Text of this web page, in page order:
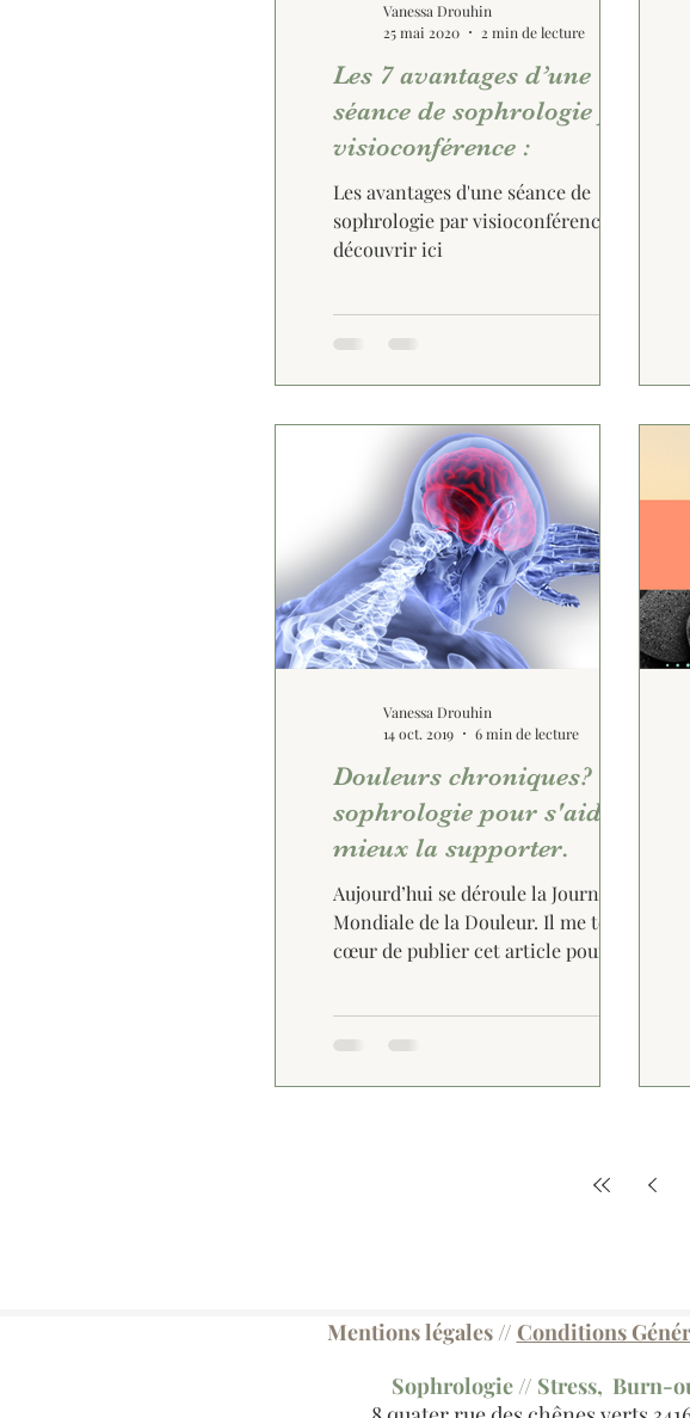
Les 7 avantages d’une
séance de sophrologie par
visioconférence :
Les avantages d'une séance de
sophrologie par visioconférence à
découvrir ici
Vanessa Drouhin
25 mai 2020
2 min de lecture
Douleurs chroniques? La
sophrologie pour s'aider à
mieux la supporter.
Aujourd’hui se déroule la Journée
Mondiale de la Douleur. Il me tenait à
cœur de publier cet article pour
Vanessa Drouhin
14 oct. 2019
6 min de lecture
Mentions légales// Conditions
​Sophrologie // Stress, Burn-